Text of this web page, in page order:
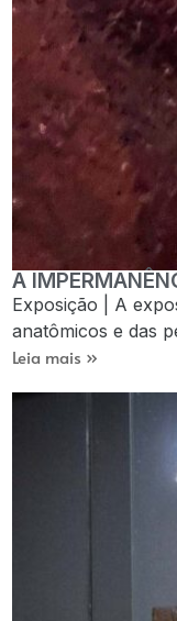
A
Exposição | A
anatômicos e das
Leia mais »